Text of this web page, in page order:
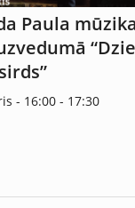
Paula mūzika
- 16:00 - 17:30